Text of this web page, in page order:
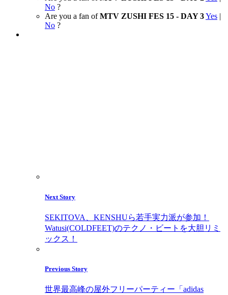
No ?
Are you a fan ofMTV ZUSHI FES 15 - DAY 3Yes |
No ?
Next Story
SEKITOVA、KENSHUら若手実力派が参加！
Watusi(COLDFEET)のテクノ・ビートを大胆リミ
ックス！
Previous Story
世界最高峰の屋外フリーパーティー「adidas